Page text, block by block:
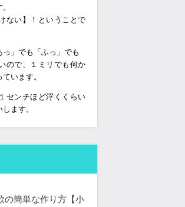
ない】！ということで
」でも「ふっ」でも
ので、１ミリでも何か
います。
センチほど浮くくらい
ます。
の簡単な作り方【小